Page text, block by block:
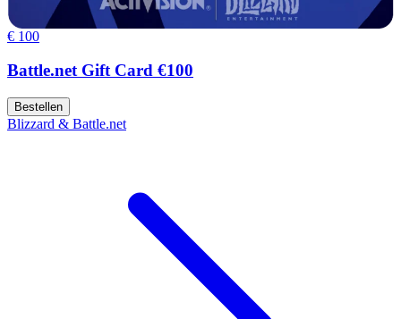
€ 100
Battle.net Gift Card €100
Bestellen
Blizzard & Battle.net